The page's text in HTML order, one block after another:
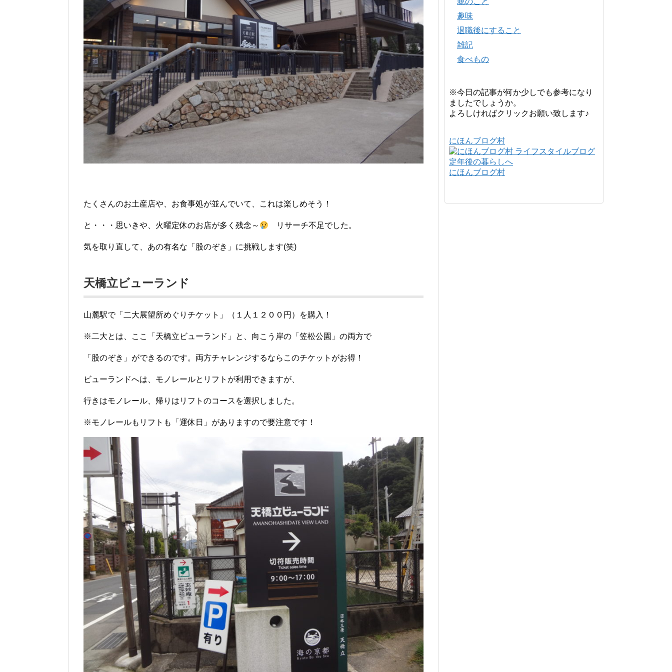
たくさんのお土産店や、お食事処が並んでいて、これは楽しめそう！
と・・・思いきや、火曜定休のお店が多く残念～ リサーチ不足でした。
気を取り直して、あの有名な「股のぞき」に挑戦します(笑)
天橋立ビューランド
山麓駅で「二大展望所めぐりチケット」（１人１２００円）を購入！
※二大とは、ここ「天橋立ビューランド」と、向こう岸の「笠松公園」の両方で
「股のぞき」ができるのです。両方チャレンジするならこのチケットがお得！
ビューランドへは、モノレールとリフトが利用できますが、
行きはモノレール、帰りはリフトのコースを選択しました。
※モノレールもリフトも「運休日」がありますので要注意です！
趣味
退職後にすること
雑記
食べもの
※今日の記事が何か少しでも参考になり
ましたでしょうか。
よろしければクリックお願い致します♪
にほんブログ村
にほんブログ村